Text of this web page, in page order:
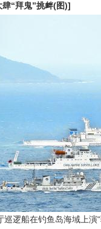
“拜鬼”挑衅(图)]
逻船在钓鱼岛海域上演“